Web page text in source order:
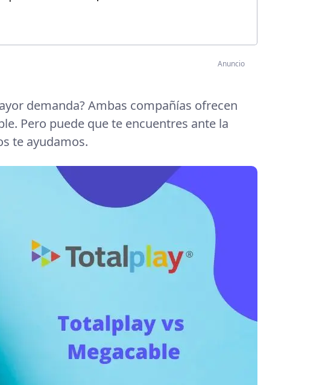
Anuncio
demanda? Ambas compañías ofrecen
Pero puede que te encuentres ante la
te ayudamos.